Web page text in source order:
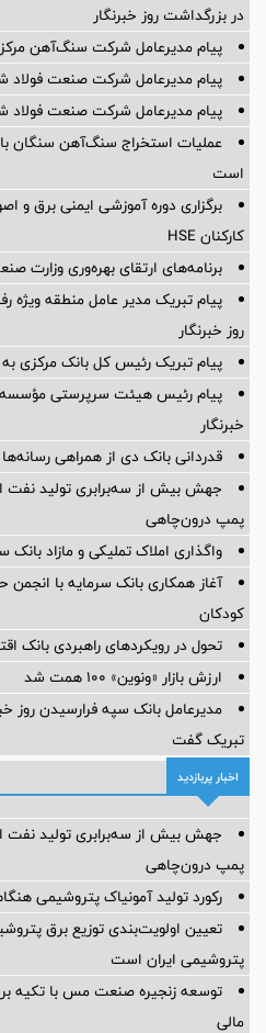
در بزرگداشت روز خبرنگار
پیام مدیرعامل شرکت سنگ‌آهن
پیام مدیرعامل شرکت صنعت فولاد
پیام مدیرعامل شرکت صنعت فولاد
عملیات استخراج سنگ‌آهن سنگان
است
برگزاری دوره آموزشی ایمنی برق
کارکنان HSE
برنامه‌های ارتقای بهره‌وری وزارت
روز خبرنگار
پیام تبریک رئیس کل بانک مرکزی به
پیام رئیس هیئت سرپرستی مؤسسه
خبرنگار
قدردانی بانک دی از همراهی
جهش بیش از سه‌برابری تولید
پمپ درون‌چاهی
واگذاری املاک تملیکی و مازاد
آغاز همکاری بانک سرمایه با انجمن
کودکان
تحول در رویکردهای راهبردی بانک
ارزش بازار «ونوین» 100 همت شد
مدیرعامل بانک سپه فرارسیدن روز
تبریک گفت
اخبار پربازدید
جهش بیش از سه‌برابری تولید
پمپ درون‌چاهی
رکورد تولید آمونیاک پتروشیمی
تعیین اولویت‌بندی توزیع برق
پتروشیمی ایران است
توسعه زنجیره صنعت مس با تکیه
مالی